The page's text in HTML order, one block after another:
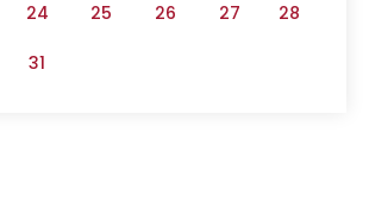
24 25 26 27 28
31